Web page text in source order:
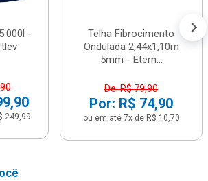
-
249,99
Telha Fibrocimento
Ondulada 2,44x1,10m
5mm - Etern...
De: R$ 79,90
Por: R$ 74,90
ou em até 7x de R$ 10,70